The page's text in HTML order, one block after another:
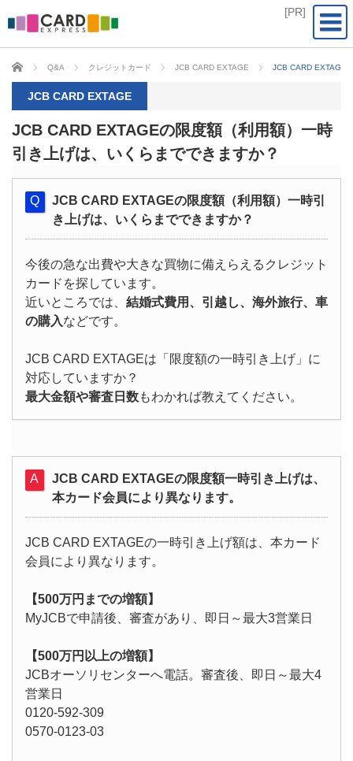
CARD EXPRESS
Q&A クレジットカード JCB CARD EXTAGE JCB CARD EXTAGE
JCB CARD EXTAGE
JCB CARD EXTAGEの限度額（利用額）一時
引き上げは、いくらまでできますか？
JCB CARD EXTAGEの限度額（利用額）一時引
き上げは、いくらまでできますか？
今後の急な出費や大きな買物に備えらえるクレジット
カードを探しています。
近いところでは、 結婚式費用、引越し、海外旅行、車
の購入などです。
JCB CARD EXTAGEは「限度額の一時引き上げ」に
対応していますか？
最大金額や審査日数もわかれば教えてください。
JCB CARD EXTAGEの限度額一時引き上げは、
本カード会員により異なります。
JCB CARD EXTAGEの一時引き上げ額は、本カード
会員により異なります。
【500万円までの増額】
MyJCBで申請後、審査があり、即日～最大3営業日
【500万円以上の増額】
JCBオーソリセンターへ電話。審査後、即日～最大4
営業日
0120-592-309
0570-0123-03